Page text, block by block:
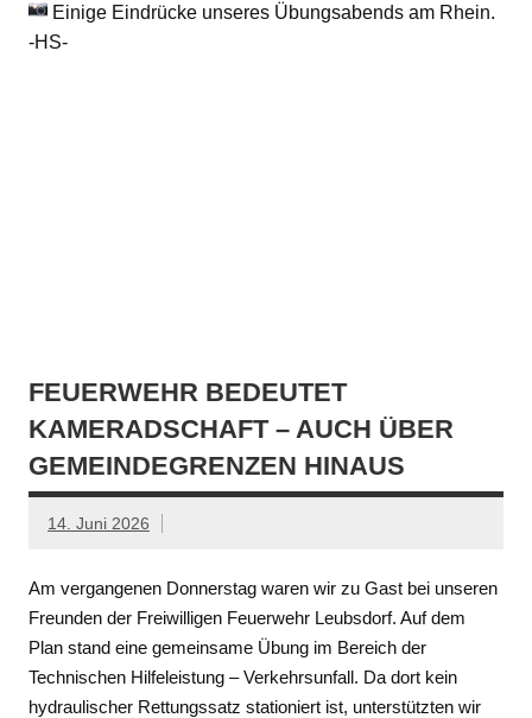
Einige Eindrücke unseres Übungsabends am Rhein.
-HS-
FEUERWEHR BEDEUTET
KAMERADSCHAFT – AUCH ÜBER
GEMEINDEGRENZEN HINAUS
14. Juni 2026
Am vergangenen Donnerstag waren wir zu Gast bei unseren
Freunden der Freiwilligen Feuerwehr Leubsdorf. Auf dem
Plan stand eine gemeinsame Übung im Bereich der
Technischen Hilfeleistung – Verkehrsunfall. Da dort kein
hydraulischer Rettungssatz stationiert ist, unterstützten wir